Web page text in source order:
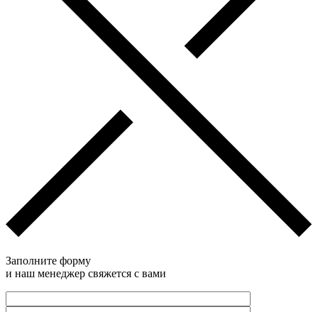
Заполните форму
и наш менеджер свяжется с вами